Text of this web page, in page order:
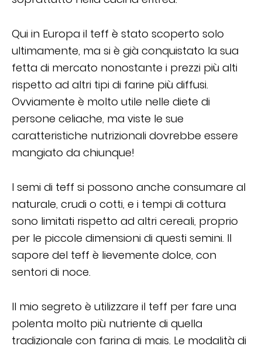
Qui in Europa il teff è stato scoperto solo
ultimamente, ma si è già conquistato la sua
fetta di mercato nonostante i prezzi più alti
rispetto ad altri tipi di farine più diffusi.
Ovviamente è molto utile nelle diete di
persone celiache, ma viste le sue
caratteristiche nutrizionali dovrebbe essere
mangiato da chiunque!
I semi di teff si possono anche consumare al
naturale, crudi o cotti, e i tempi di cottura
sono limitati rispetto ad altri cereali, proprio
per le piccole dimensioni di questi semini. Il
sapore del teff è lievemente dolce, con
sentori di noce.
Il mio segreto è utilizzare il teff per fare una
polenta molto più nutriente di quella
tradizionale con farina di mais. Le modalità di